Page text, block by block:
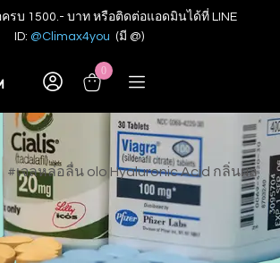
รบ 1500.- บาท หรือติดต่อแอดมินได้ที่ LINE
ID: @Climax4you (มี @)
0
#เจลหล่อลื่น olo Hyaluronic Acid กลิ่นผล